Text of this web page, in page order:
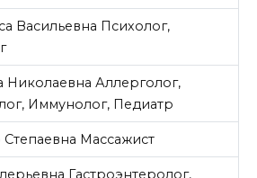
Васильевна Психолог,
Николаевна Аллерголог,
Иммунолог, Педиатр
Массажист
Гастроэнтеролог,